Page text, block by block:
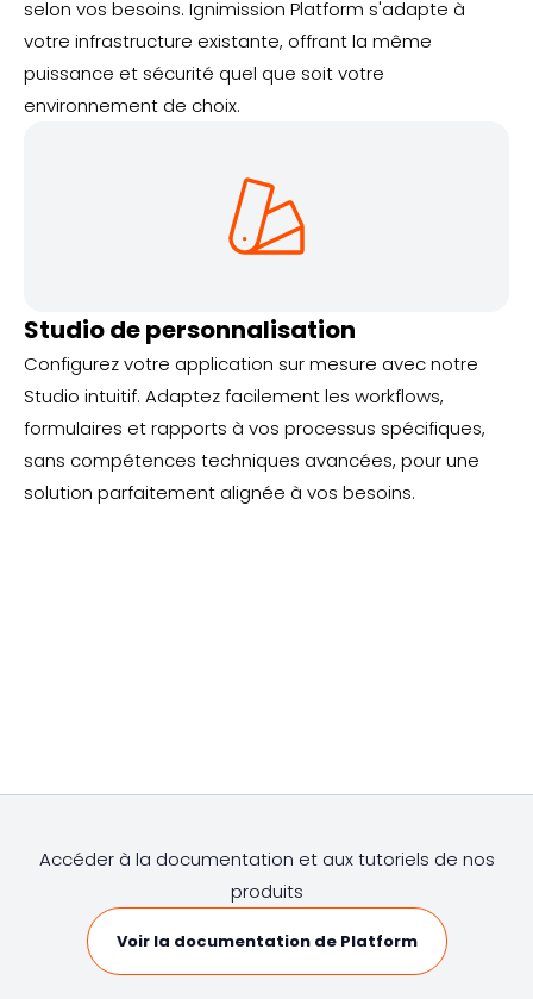
selon vos besoins. Ignimission Platform s'adapte à
votre infrastructure existante, offrant la même
puissance et sécurité quel que soit votre
environnement de choix.
Studio de personnalisation
Configurez votre application sur mesure avec notre
Studio intuitif. Adaptez facilement les workflows,
formulaires et rapports à vos processus spécifiques,
sans compétences techniques avancées, pour une
solution parfaitement alignée à vos besoins.
Accéder à la documentation et aux tutoriels de nos
produits
Voir la documentation de Platform